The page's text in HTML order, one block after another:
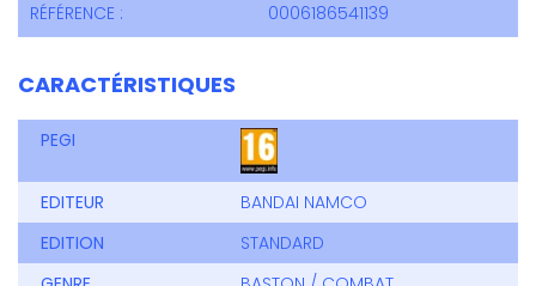
RÉFÉRENCE :
0006186541139
CARACTÉRISTIQUES
PEGI
EDITEUR
BANDAI NAMCO
EDITION
STANDARD